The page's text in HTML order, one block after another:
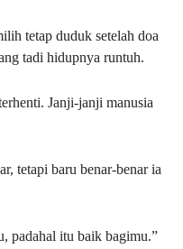
tetap duduk setelah doa
tadi hidupnya runtuh.
Janji-janji manusia
tetapi baru benar-benar ia
padahal itu baik bagimu.”